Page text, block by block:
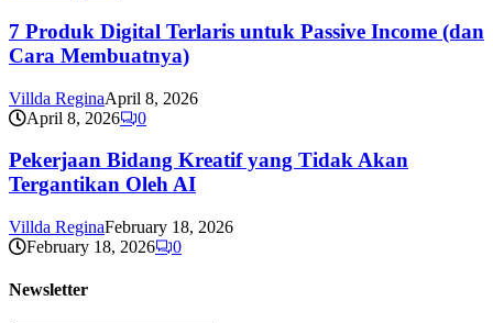
7 Produk Digital Terlaris untuk Passive Income (dan
Cara Membuatnya)
Villda ReginaApril 8, 2026
April 8, 2026
0
Pekerjaan Bidang Kreatif yang Tidak Akan
Tergantikan Oleh AI
Villda ReginaFebruary 18, 2026
February 18, 2026
0
Newsletter